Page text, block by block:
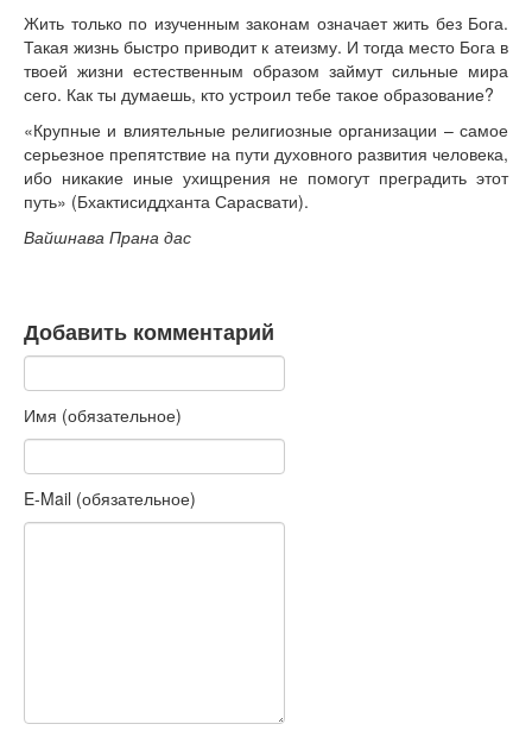
Жить только по изученным законам означает жить без Бога.
Такая жизнь быстро приводит к атеизму. И тогда место Бога в
твоей жизни естественным образом займут сильные мира
сего. Как ты думаешь, кто устроил тебе такое образование?
«Крупные и влиятельные религиозные организации – самое
серьезное препятствие на пути духовного развития человека,
ибо никакие иные ухищрения не помогут преградить этот
путь» (Бхактисиддханта Сарасвати).
Вайшнава Прана дас
Добавить комментарий
Имя (обязательное)
E-Mail (обязательное)